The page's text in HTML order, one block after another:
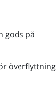
gods på
överflyttning